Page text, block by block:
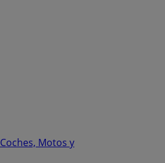
Coches, Motos y